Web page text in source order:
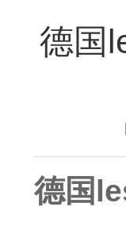
德国
德国